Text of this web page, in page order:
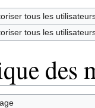
tous les
tous les
des